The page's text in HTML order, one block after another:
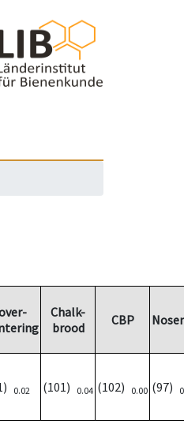
Chalk-
brood
CBP
0.02 (101) 0.04 (102) 0.00 (97)